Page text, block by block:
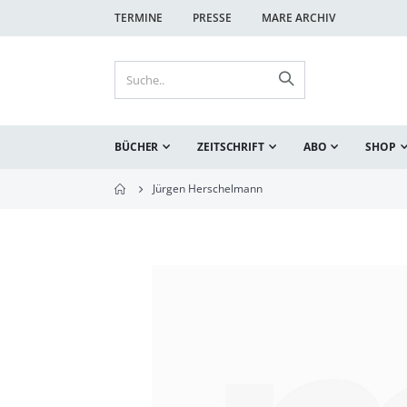
TERMINE PRESSE MARE ARCHIV
BÜCHER ZEITSCHRIFT ABO SHOP
Jürgen Herschelmann